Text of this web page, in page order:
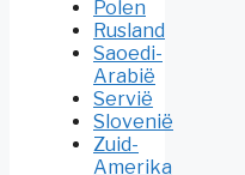
Polen
Rusland
Saoedi-
Arabië
Servië
Slovenië
Zuid-
Amerika